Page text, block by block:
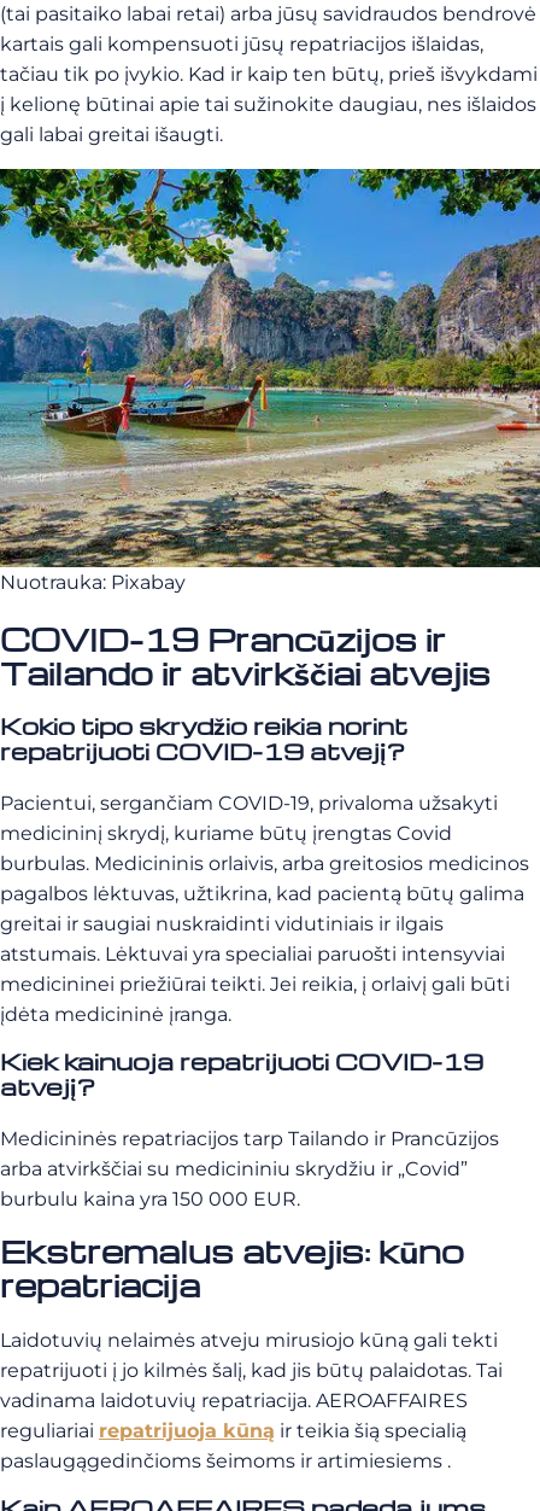
(tai pasitaiko labai retai) arba jūsų savidraudos bendrovė
kartais gali kompensuoti jūsų repatriacijos išlaidas,
tačiau tik po įvykio. Kad ir kaip ten būtų, prieš išvykdami
į kelionę būtinai apie tai sužinokite daugiau, nes išlaidos
gali labai greitai išaugti.
Nuotrauka: Pixabay
COVID-19 Prancūzijos ir
Tailando ir atvirkščiai atvejis
Kokio tipo skrydžio reikia norint
repatrijuoti COVID-19 atvejį?
Pacientui, sergančiam COVID-19, privaloma užsakyti
medicininį skrydį, kuriame būtų įrengtas Covid
burbulas. Medicininis orlaivis, arba greitosios medicinos
pagalbos lėktuvas, užtikrina, kad pacientą būtų galima
greitai ir saugiai nuskraidinti vidutiniais ir ilgais
atstumais. Lėktuvai yra specialiai paruošti intensyviai
medicininei priežiūrai teikti. Jei reikia, į orlaivį gali būti
įdėta medicininė įranga.
Kiek kainuoja repatrijuoti COVID-19
atvejį?
Medicininės repatriacijos tarp Tailando ir Prancūzijos
arba atvirkščiai su medicininiu skrydžiu ir „Covid”
burbulu kaina yra 150 000 EUR.
Ekstremalus atvejis: kūno
repatriacija
Laidotuvių nelaimės atveju mirusiojo kūną gali tekti
repatrijuoti į jo kilmės šalį, kad jis būtų palaidotas. Tai
vadinama laidotuvių repatriacija. AEROAFFAIRES
reguliariai repatrijuoja kūną ir teikia šią specialią
paslaugągedinčioms šeimoms ir artimiesiems .